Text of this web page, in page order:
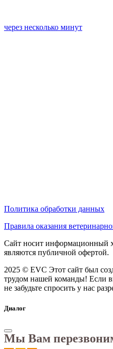
через несколько минут
Политика обработки данных
Правила оказания
Сайт носит информационный
являются публичной офертой.
2025 © EVC Этот сайт был
трудом нашей команды! Если
не забудьте спросить у нас
Диалог
Мы Вам